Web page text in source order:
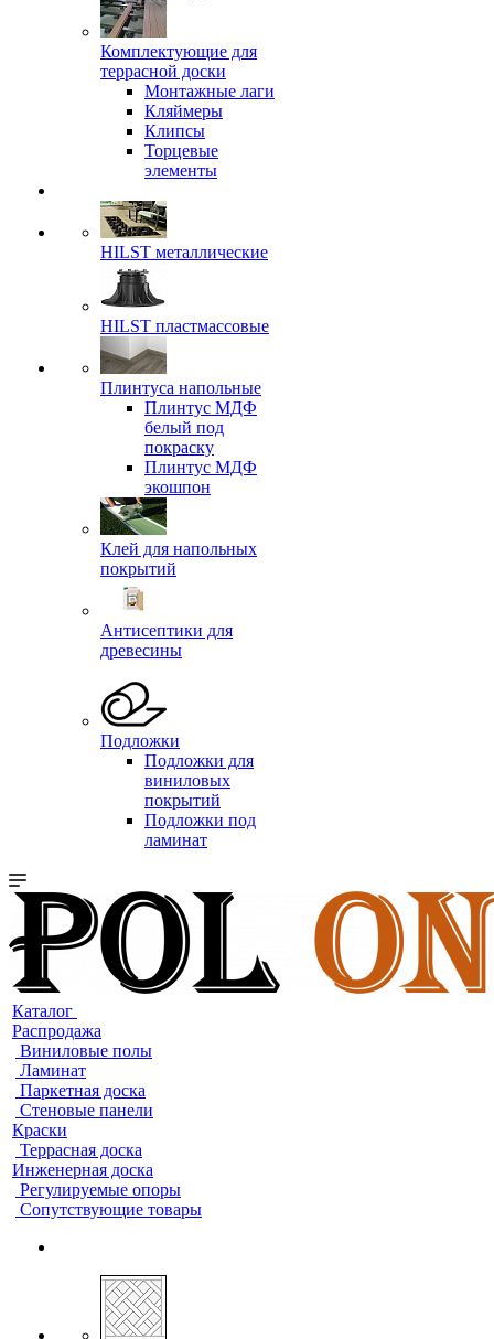
Комплектующие для
террасной доски
Монтажные лаги
Кляймеры
Клипсы
Торцевые
элементы
HILST металлические
HILST пластмассовые
Плинтуса напольные
Плинтус МДФ
белый под
покраску
Плинтус МДФ
экошпон
Клей для напольных
покрытий
Антисептики для
древесины
Подложки
Подложки для
виниловых
покрытий
Подложки под
ламинат
Каталог
Распродажа
Виниловые полы
Ламинат
Паркетная доска
Стеновые панели
Краски
Террасная доска
Инженерная доска
Регулируемые опоры
Сопутствующие товары